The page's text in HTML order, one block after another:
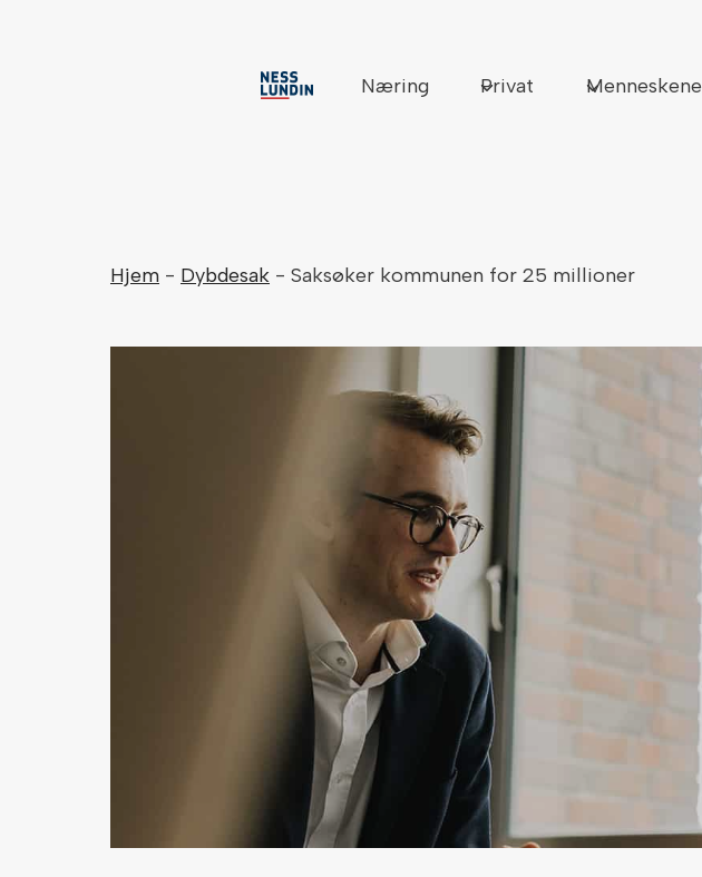
Næring Privat Menneskene
Hjem - Dybdesak - Saksøker kommunen for 25 millioner